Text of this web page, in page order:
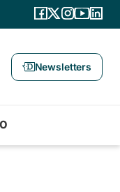
Newsletters